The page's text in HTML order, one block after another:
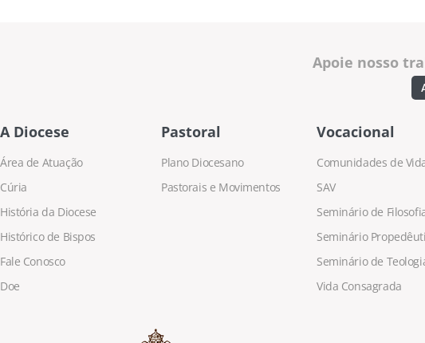
Apoie nosso
A Diocese
Área de Atuação
Cúria
História da Diocese
Histórico de Bispos
Fale Conosco
Doe
Pastoral
Plano Diocesano
Pastorais e Movimentos
Vocacional
Comunidades de
SAV
Seminário de
Seminário
Seminário de
Vida Consagrada